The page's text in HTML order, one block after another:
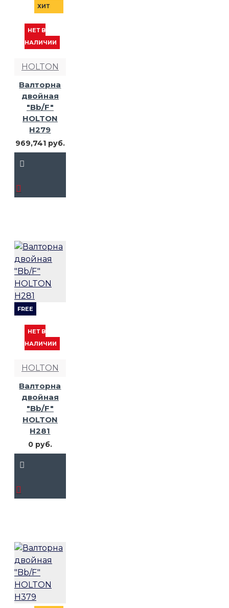
ХИТ
НЕТ В
НАЛИЧИИ
HOLTON
Валторна
двойная
"Bb/F"
HOLTON
H279
969,741 руб.
FREE
НЕТ В
НАЛИЧИИ
HOLTON
Валторна
двойная
"Bb/F"
HOLTON
H281
0 руб.